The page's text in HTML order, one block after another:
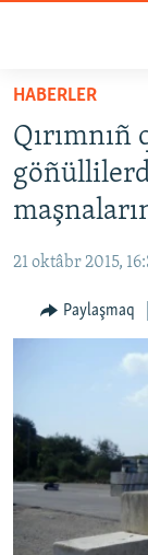
Esas
qaytmaq
Baş
navigatsiyağa
qaytmaq
Qıdıruvğa
SİYASET
İQTİSADİYAT
MEDENİYET
İNSAN AQLARI
BLOGLAR
FİKİR
HABERLER
21 oktâbr 2015,
Paylaşmaq